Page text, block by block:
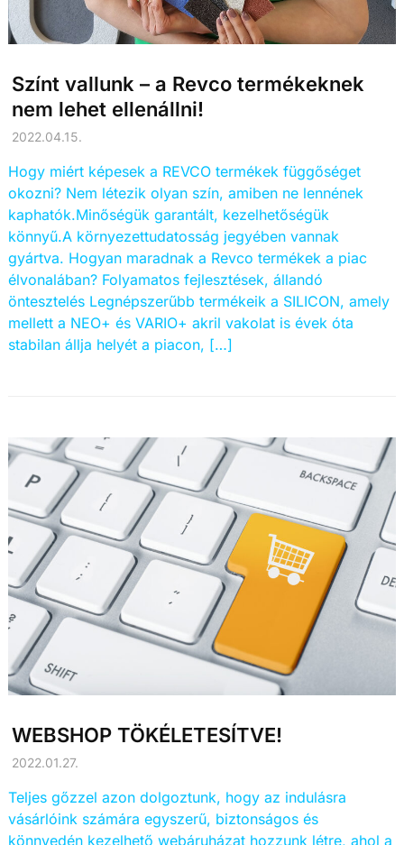
Színt vallunk – a Revco termékeknek
nem lehet ellenállni!
2022.04.15.
Hogy miért képesek a REVCO termékek függőséget
okozni? Nem létezik olyan szín, amiben ne lennének
kaphatók.Minőségük garantált, kezelhetőségük
könnyű.A környezettudatosság jegyében vannak
gyártva. Hogyan maradnak a Revco termékek a piac
élvonalában? Folyamatos fejlesztések, állandó
öntesztelés Legnépszerűbb termékeik a SILICON, amely
mellett a NEO+ és VARIO+ akril vakolat is évek óta
stabilan állja helyét a piacon, […]
WEBSHOP TÖKÉLETESÍTVE!
2022.01.27.
Teljes gőzzel azon dolgoztunk, hogy az indulásra
vásárlóink számára egyszerű, biztonságos és
könnyedén kezelhető webáruházat hozzunk létre, ahol a